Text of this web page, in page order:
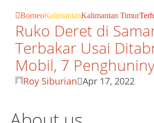
BorneoKalimantanKalimantan Timur
Ruko Deret di
Terbakar Usai
Mobil, 7
Roy Siburian Apr 17, 2022